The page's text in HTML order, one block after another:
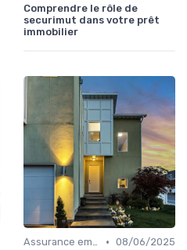
Comprendre le rôle de
securimut dans votre prêt
immobilier
Assurance emprunteur • 08/06/2025